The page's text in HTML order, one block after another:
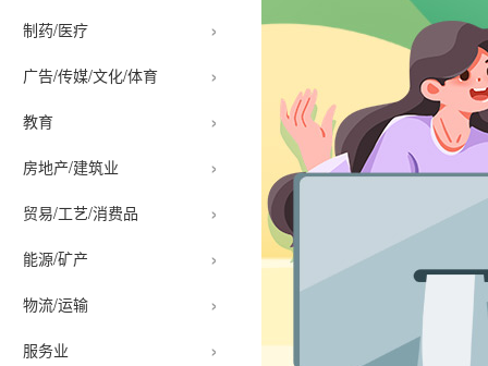
制药/医疗 ›
广告/传媒/文化/体育 ›
教育 ›
房地产/建筑业 ›
贸易/工艺/消费品 ›
能源/矿产 ›
物流/运输 ›
服务业 ›